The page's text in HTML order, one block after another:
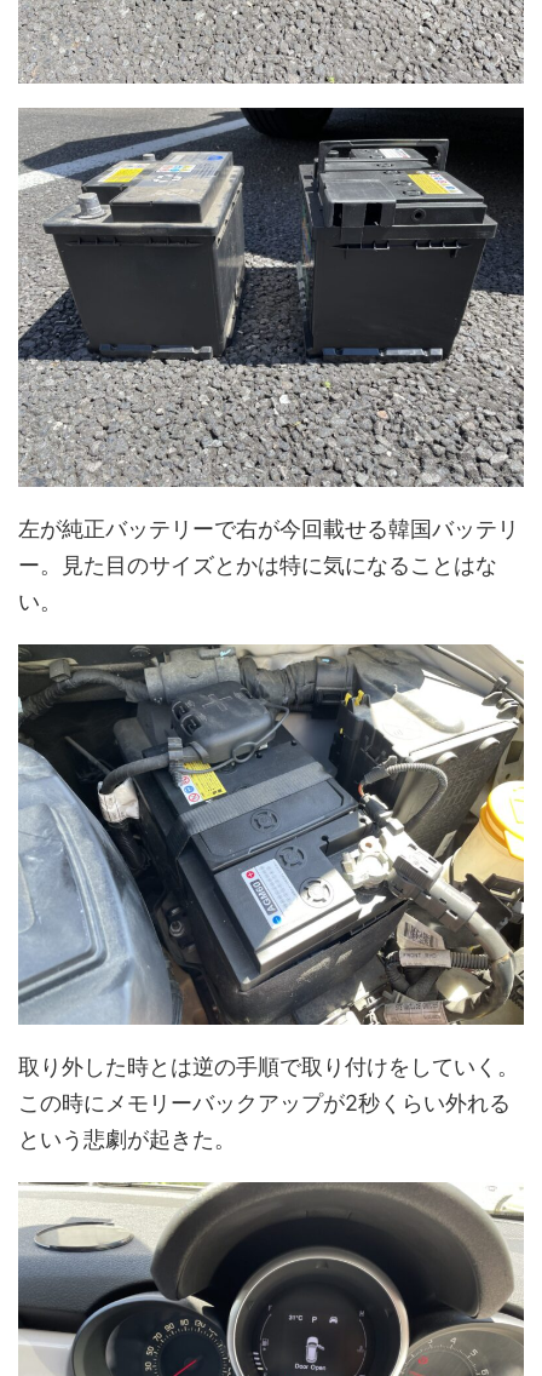
左が純正バッテリーで右が今回載せる韓国バッテリ
ー。見た目のサイズとかは特に気になることはな
い。
取り外した時とは逆の手順で取り付けをしていく。
この時にメモリーバックアップが2秒くらい外れる
という悲劇が起きた。